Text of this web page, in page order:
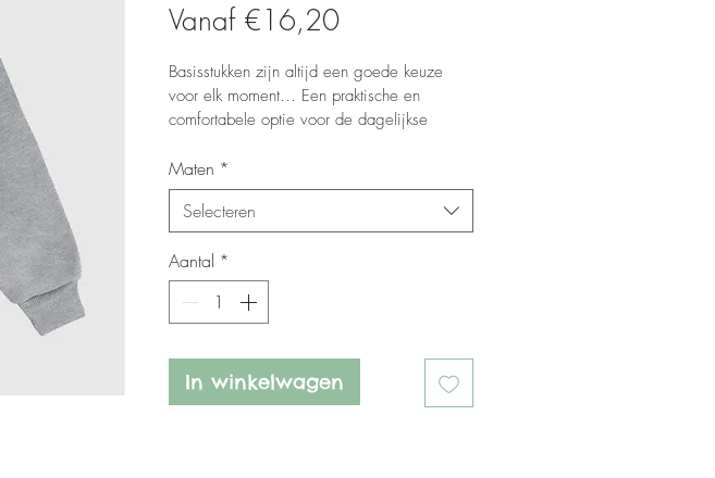
Vanaf €16,20Verkoopprijs
Basisstukken zijn altijd een goede keuze
voor elk moment... Een praktische en
comfortabele optie voor de dagelijkse
fantastische looks!
Gemaakt in Portugal
Maten *
Selecteren
Aantal *
In winkelwagen